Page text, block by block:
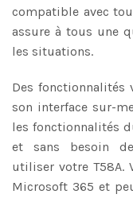
compatible avec
assure à tous une
les situations.
Des fonctionnalités
son interface sur-
les fonctionnalités
et sans besoin
utiliser votre T58A.
Microsoft 365 et